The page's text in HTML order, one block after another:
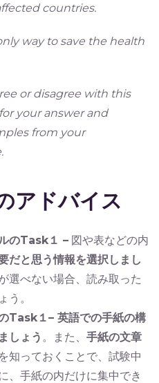
countries.
way to save the health
or disagree with this
your answer and
from your
アドバイス
のTask１ – 図や表などの内
だと思う情報を選択しまし
選べない場合、読み取った
う。
Task１– 英語での手紙の構
しょう 。また、 手紙の文章
知っておくことで、試験中
、手紙の内だけに集中でき